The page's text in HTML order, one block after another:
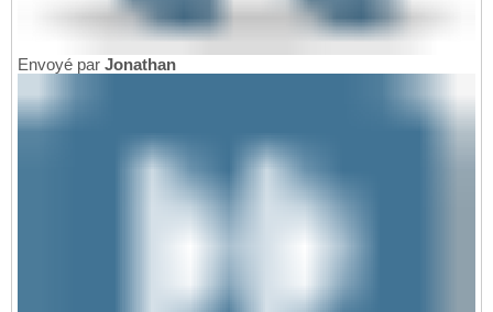
Envoyé par Jonathan